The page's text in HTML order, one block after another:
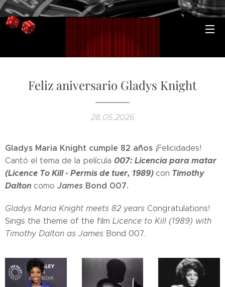
Feliz aniversario Gladys Knight
28.05.2026
Gladys Maria Knight cumple 82 años ¡Felicidades!
Cantó el tema de la película 007: Licencia para matar
(Licence To Kill - Permis de tuer, 1989) con Timothy
Dalton como James Bond 007.
Gladys Maria Knight meets 82 years Congratulations!
Sings the theme of the film Licence to Kill (1989) with
Timothy Dalton as James Bond 007.